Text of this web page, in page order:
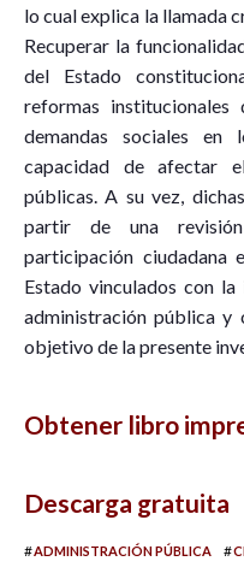
lo cual explica la llamada
Recuperar la
del Estado
reformas
demandas sociales en
capacidad de afectar
públicas. A su vez,
partir de una
participación ciudadana
Estado vinculados con
administración pública y
objetivo de la presente
Obtener libro
Descarga gratuita
#ADMINISTRACIÓN PÚBLICA #